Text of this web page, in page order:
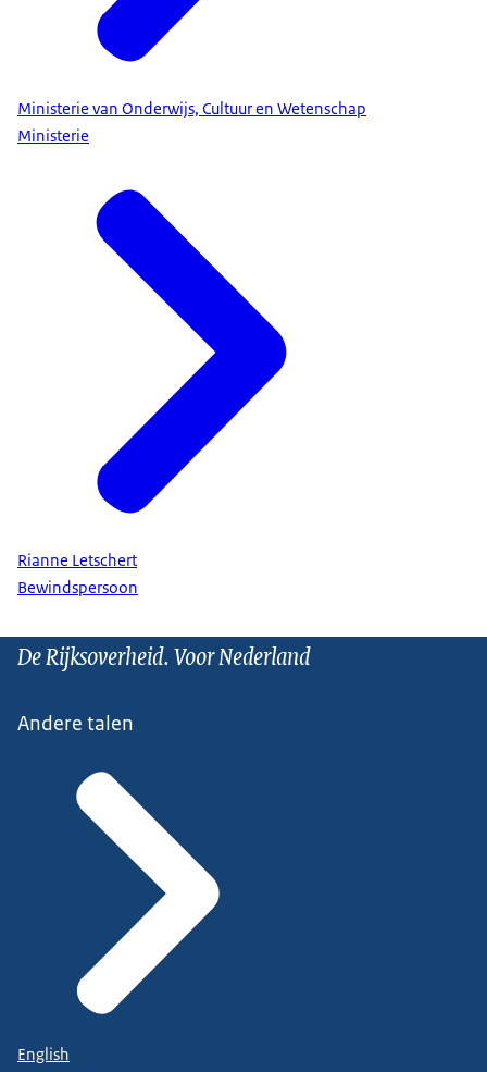
Ministerie van Onderwijs, Cultuur en Wetenschap
Ministerie
Rianne Letschert
Bewindspersoon
De Rijksoverheid. Voor Nederland
Andere talen
English